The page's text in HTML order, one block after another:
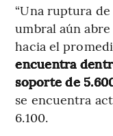
“Una ruptura
umbral aún
hacia el
encuentra
soporte de
se encuentra
6.100.